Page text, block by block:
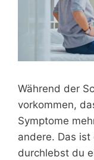
Während der
vorkommen,
Symptome
andere. Das ist
durchlebst du